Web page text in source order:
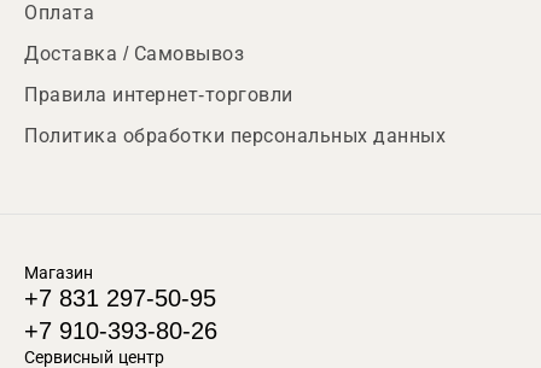
Оплата
Доставка / Самовывоз
Правила интернет-торговли
Политика обработки персональных данных
Магазин
+7 831 297-50-95
+7 910-393-80-26
Сервисный центр